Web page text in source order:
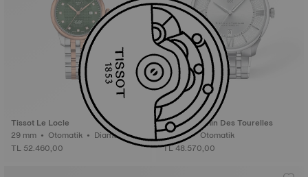
Tissot Le Locle
29 mm • Otomatik • Diamonds
TL 52.460,00
Tissot Chemin Des Tourelles
42 mm • Otomatik
TL 48.570,00